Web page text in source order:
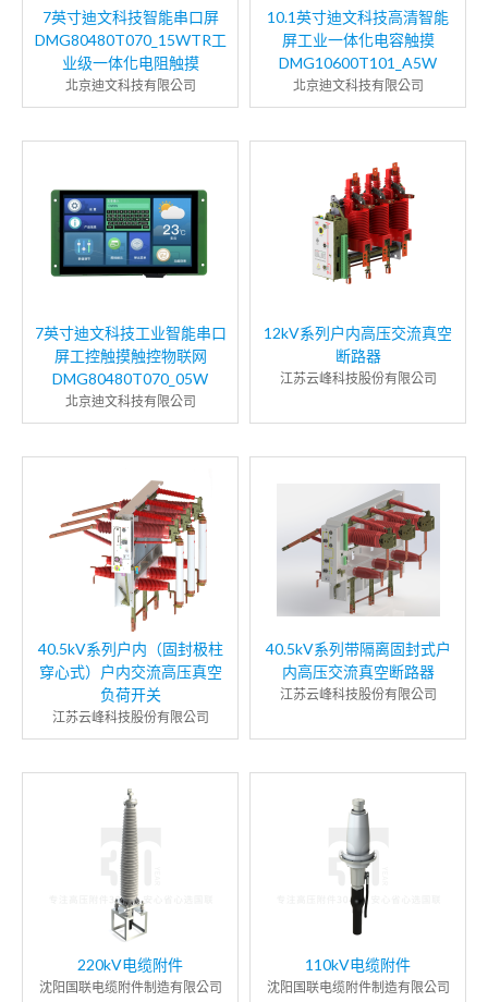
7英寸迪文科技智能串口屏
DMG80480T070_15WTR工
业级一体化电阻触摸
北京迪文科技有限公司
10.1英寸迪文科技高清智能
屏工业一体化电容触摸
DMG10600T101_A5W
北京迪文科技有限公司
7英寸迪文科技工业智能串口
屏工控触摸触控物联网
DMG80480T070_05W
北京迪文科技有限公司
12kV系列户内高压交流真空
断路器
江苏云峰科技股份有限公司
40.5kV系列户内（固封极柱
穿心式）户内交流高压真空
负荷开关
江苏云峰科技股份有限公司
40.5kV系列带隔离固封式户
内高压交流真空断路器
江苏云峰科技股份有限公司
220kV电缆附件
沈阳国联电缆附件制造有限公司
110kV电缆附件
沈阳国联电缆附件制造有限公司